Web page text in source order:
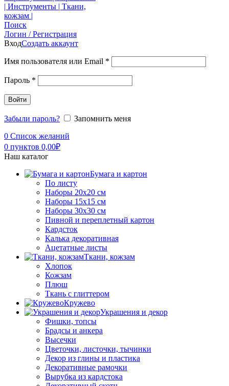
Поиск
Логин / Регистрация
ВходСоздать аккаунт
Имя пользователя или Email *
Пароль *
Войти
Забыли пароль?
Запомнить меня
0 Список желаний
0 пунктов 0,00₽
Наш каталог
Бумага и картон
По листу
Наборы 20х20 см
Наборы 15х15 см
Наборы 30х30 см
Пивной и переплетный картон
Кардсток
Калька декоративная
Ацетатные листы
Ткани, кожзам
Хлопок
Кожзам
Плюш
Ткань с глиттером
Кружево
Украшения и декор
Фишки, топсы
Брадсы и анкера
Высечки
Цветочки, листочки, тычинки
Декор из глины и пластика
Декоративные рамочки
Вырубка из кардстока